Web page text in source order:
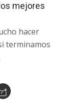
mejores
hacer
terminamos